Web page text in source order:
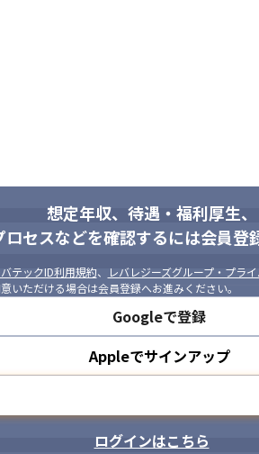
想定年収、待遇・福利厚生、
ロセスなどを確認するには会員登
バテックID利用規約、 レバレジーズグループ・プラ
いただける場合は会員登録へお進みください。
Googleで登録
Appleでサインアップ
ログインはこちら